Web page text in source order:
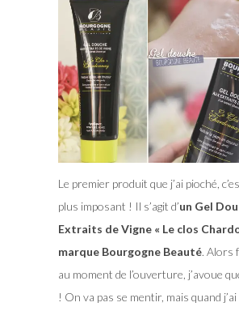
Le premier produit que j’ai pioché,
plus imposant ! Il s’agit d’un Gel
Extraits de Vigne « Le clos
marque Bourgogne Beauté. Alors
au moment de l’ouverture, j’avoue
! On va pas se mentir, mais quand